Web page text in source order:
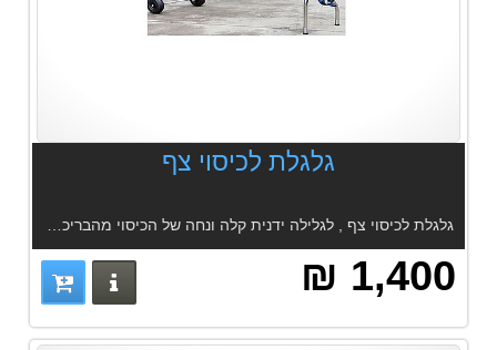
גלגלת לכיסוי צף
גלגלת לכיסוי צף , לגלילה ידנית קלה ונחה של הכיסוי מהבריכה חומרי מבנה - נירוסטה ואלומיניום אל חלד זוג גלגלים איכותיים לאחסון בצד הבריכה
1,400 ₪ פרטים